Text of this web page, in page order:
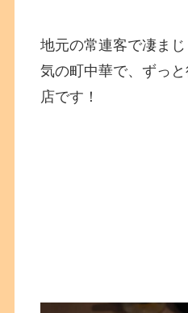
地元の常連客で凄ま
気の町中華で、ずっ
店です！